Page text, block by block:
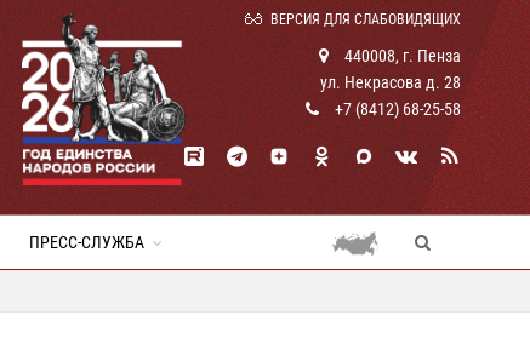
ВЕРСИЯ ДЛЯ СЛАБОВИДЯЩИХ
440008, г. Пенза
ул. Некрасова д. 28
+7 (8412) 68-25-58
ПРЕСС-СЛУЖБА